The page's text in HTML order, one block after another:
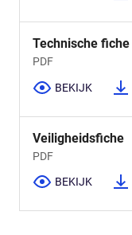
Technische fiche
PDF
BEKIJK
Veiligheidsfiche
PDF
BEKIJK